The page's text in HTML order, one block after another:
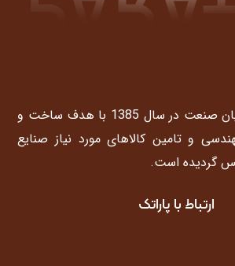
شرکت پاراتک پارسیان صنعت در سال 1385 با هدف ساخت و
و تامین کالاهای مورد نیاز صنایع
گردیده است.
ارتباط با پاراتک